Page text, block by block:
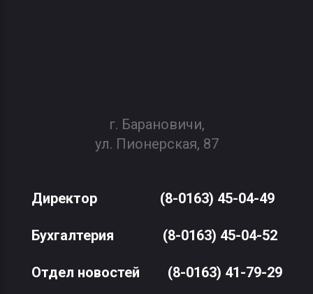
г. Барановичи,
ул. Пионерская, 87
Директор (8-0163) 45-04-49
Бухгалтерия (8-0163) 45-04-52
Отдел новостей (8-0163) 41-79-29